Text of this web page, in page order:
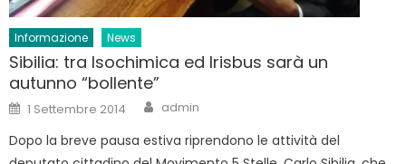
Informazione News
Sibilia: tra Isochimica ed Irisbus sarà un
autunno “bollente”
Posted
on
1 Settembre 2014 Author
admin
Dopo la breve pausa estiva riprendono le attività del